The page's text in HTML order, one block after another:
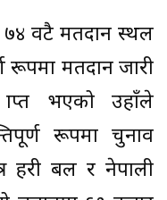
७४ वटै मतदान स्थल
रूपमा मतदान जारी
भएको उहाँले
रूपमा चुनाव
प्रहरी बल र नेपाली